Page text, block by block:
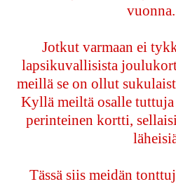
Jotkut varmaan ei
lapsikuvallisista
meillä se on ollut
Kyllä meiltä osalle tuttuja
perinteinen kortti,
Tässä siis meidän